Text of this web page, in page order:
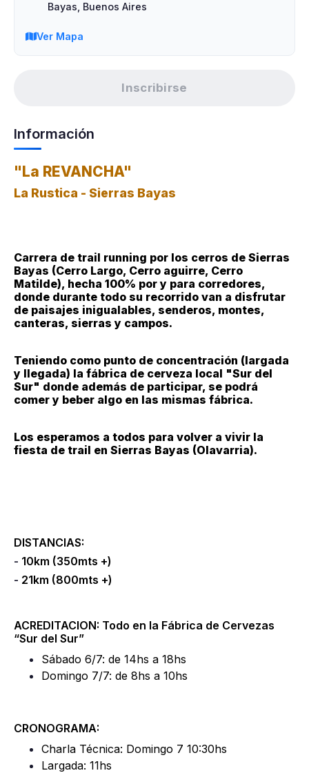
Bayas, Buenos Aires
Ver Mapa
Inscribirse
Información
"La REVANCHA"
La Rustica - Sierras Bayas
Carrera de trail running por los cerros de Sierras
Bayas (Cerro Largo, Cerro aguirre, Cerro
Matilde), hecha 100% por y para corredores,
donde durante todo su recorrido van a disfrutar
de paisajes inigualables, senderos, montes,
canteras, sierras y campos.
Teniendo como punto de concentración (largada
y llegada) la fábrica de cerveza local "Sur del
Sur" donde además de participar, se podrá
comer y beber algo en las mismas fábrica.
Los esperamos a todos para volver a vivir la
fiesta de trail en Sierras Bayas (Olavarria).
DISTANCIAS:
- 10km (350mts +)
- 21km (800mts +)
ACREDITACION: Todo en la Fábrica de Cervezas
“Sur del Sur”
Sábado 6/7: de 14hs a 18hs
Domingo 7/7: de 8hs a 10hs
CRONOGRAMA:
Charla Técnica: Domingo 7 10:30hs
Largada: 11hs